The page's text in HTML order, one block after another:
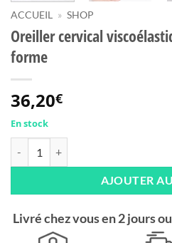
ACCUEIL » SHOP
Oreiller cervical
forme
36,20€
En stock
AJOUTER
Livré chez vous en 2 jours